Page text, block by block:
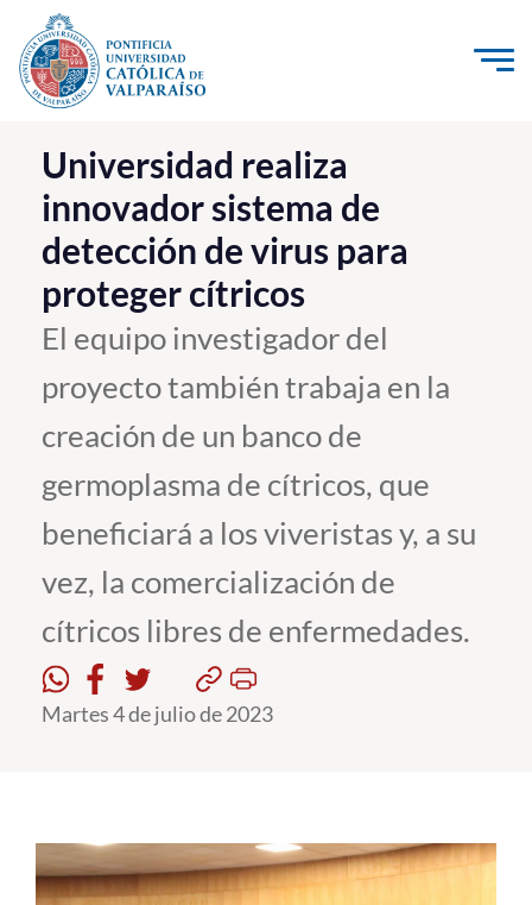
Click acá para ir directamente al contenido
La Universidad
Investigación, Creación e Innovación
PUCV Internacional
Vinculación con el Medio
Admisión
Formación Continua
Estudiantes
Académicos
Funcionarios
Universidad realiza
innovador sistema de
detección de virus para
proteger cítricos
El equipo investigador del
proyecto también trabaja en la
creación de un banco de
germoplasma de cítricos, que
beneficiará a los viveristas y, a su
vez, la comercialización de
cítricos libres de enfermedades.
Martes 4 de julio de 2023